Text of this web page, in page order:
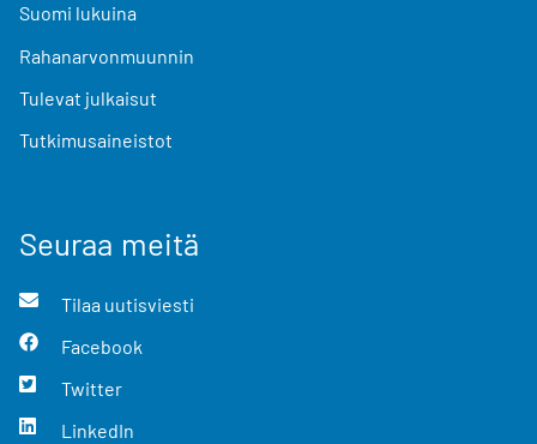
Suomi lukuina
Rahanarvonmuunnin
Tulevat julkaisut
Tutkimusaineistot
Seuraa meitä
Tilaa uutisviesti
Facebook
Twitter
LinkedIn